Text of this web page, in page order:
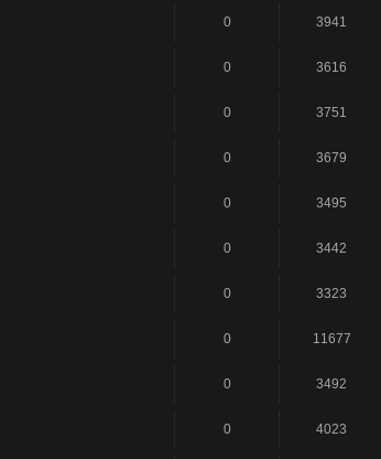
0 3941
0 3616
0 3751
0 3679
0 3495
0 3442
0 3323
0 11677
0 3492
0 4023